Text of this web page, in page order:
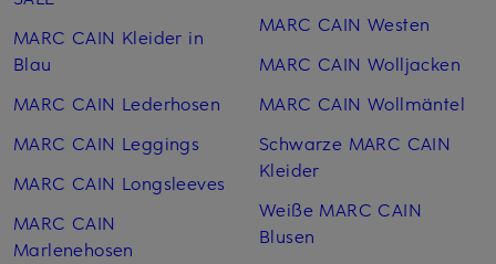
MARC CAIN Kleider in
Blau
MARC CAIN Lederhosen
MARC CAIN Leggings
MARC CAIN Longsleeves
MARC CAIN
Marlenehosen
MARC CAIN Westen
MARC CAIN Woll­jacken
MARC CAIN Woll­mäntel
Schwarze MARC CAIN
Kleider
Weiße MARC CAIN
Blusen